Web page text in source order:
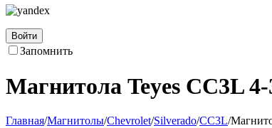
Войти
Запомнить
Магнитола Teyes CC3L
Главная/Магнитолы/Chevrolet/Silverado/CC3L/